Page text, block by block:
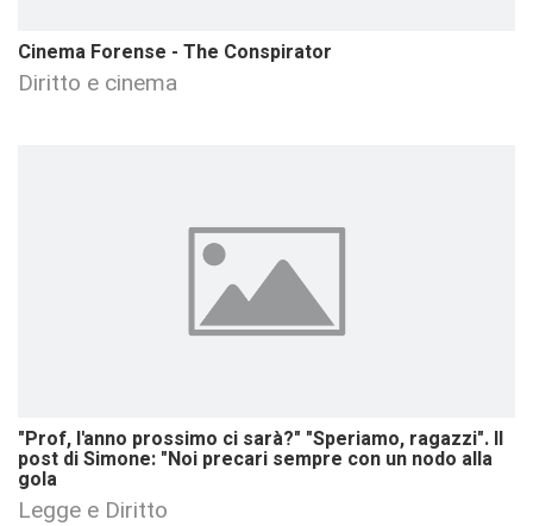
Cinema Forense - The Conspirator
Diritto e cinema
"Prof, l'anno prossimo ci sarà?" "Speriamo, ragazzi". Il
post di Simone: "Noi precari sempre con un nodo alla
gola
Legge e Diritto